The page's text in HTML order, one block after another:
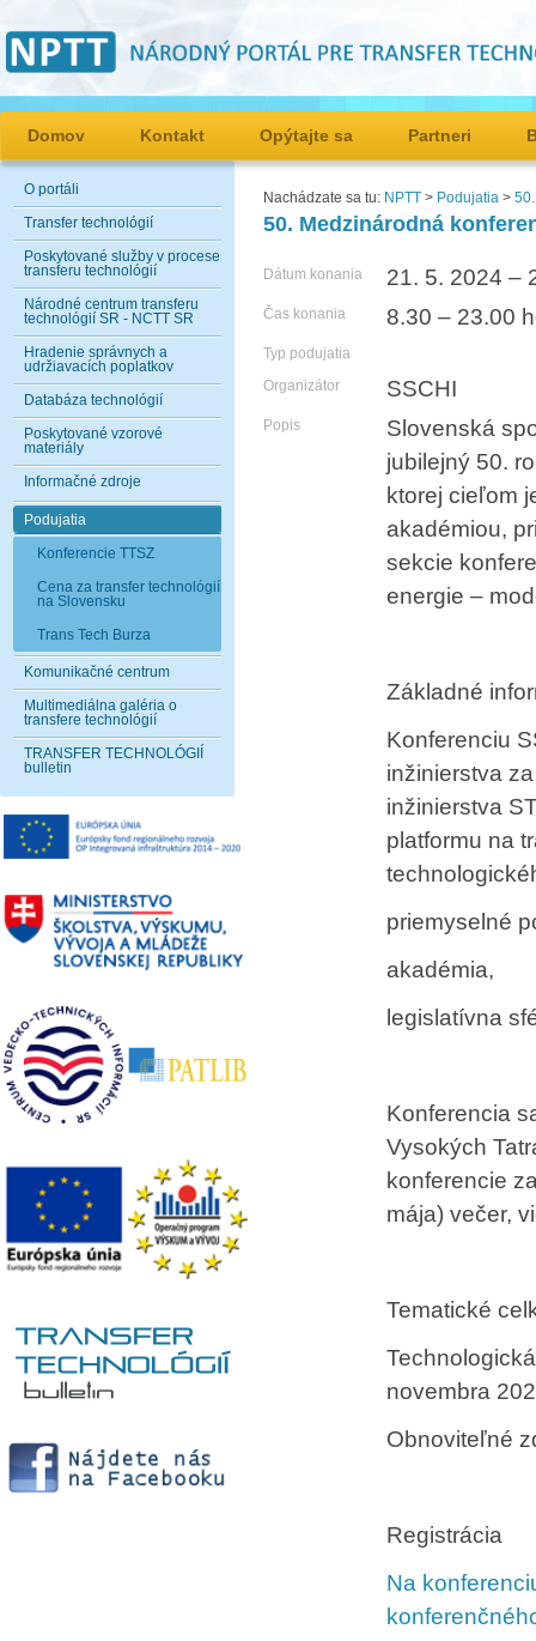
Domov Kontakt Opýtajte sa Partneri
O portáli
Transfer technológií
Poskytované služby v procese
transferu technológií
Národné centrum transferu
technológií SR - NCTT SR
Hradenie správnych a
udržiavacích poplatkov
Databáza technológií
Poskytované vzorové
materiály
Informačné zdroje
Podujatia
Konferencie TTSZ
Cena za transfer technológií
na Slovensku
Trans Tech Burza
Komunikačné centrum
Multimediálna galéria o
transfere technológií
TRANSFER TECHNOLÓGIÍ
bulletin
Nachádzate sa tu: NPTT > Podujatia >
50. Medzinárodná
Dátum konania 21. 5. 2024 –
Čas konania 8.30 – 23.00
Typ podujatia
Organizátor
SSCHI
Popis
Slovenská
jubilejný 50.
ktorej cieľom
akadémiou,
sekcie
energie –
Základné
Konferenciu
inžinierstva
inžinierstva
platformu na
priemyselné
akadémia,
legislatívna
Konferencia
Vysokých
konferencie
mája) večer,
Tematické
novembra
Obnoviteľné
Registrácia
Na